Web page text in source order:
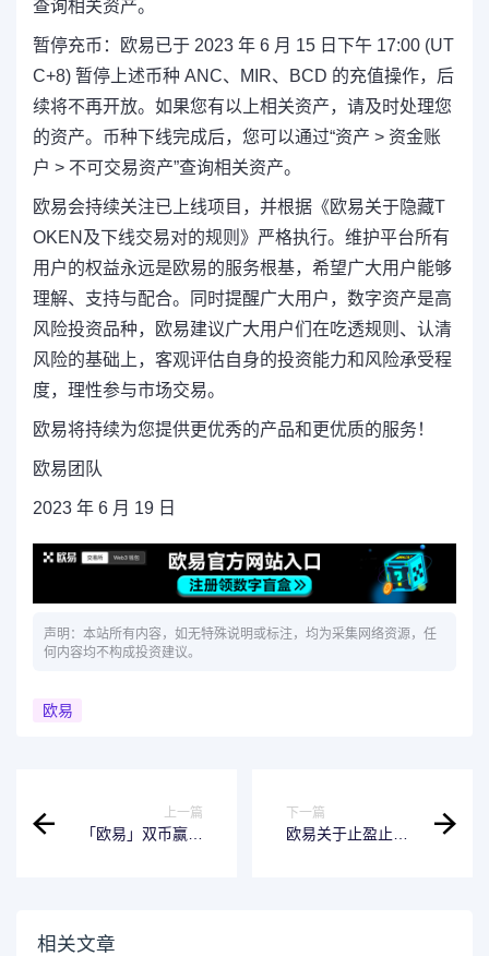
查询相关资产。
暂停充币：欧易已于 2023 年 6 月 15 日下午 17:00 (UT
C+8) 暂停上述币种 ANC、MIR、BCD 的充值操作，后
续将不再开放。如果您有以上相关资产，请及时处理您
的资产。币种下线完成后，您可以通过“资产 > 资金账
户 > 不可交易资产”查询相关资产。
欧易会持续关注已上线项目，并根据《欧易关于隐藏T
OKEN及下线交易对的规则》严格执行。维护平台所有
用户的权益永远是欧易的服务根基，希望广大用户能够
理解、支持与配合。同时提醒广大用户，数字资产是高
风险投资品种，欧易建议广大用户们在吃透规则、认清
风险的基础上，客观评估自身的投资能力和风险承受程
度，理性参与市场交易。
欧易将持续为您提供更优秀的产品和更优质的服务！
欧易团队
2023 年 6 月 19 日
声明：本站所有内容，如无特殊说明或标注，均为采集网络资源，任
何内容均不构成投资建议。
欧易
上一篇
「欧易」双币赢即
下一篇
欧易关于止盈止损
相关文章